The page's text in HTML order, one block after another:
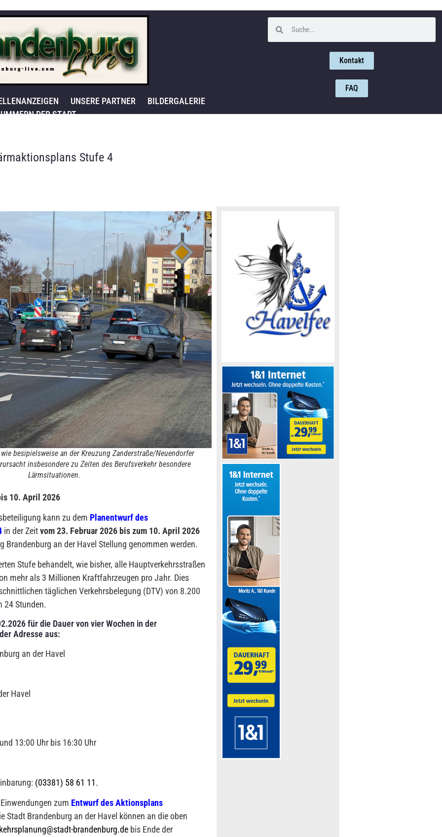
UNSERE PARTNER
BILDERGALERIE
DER STADT
Kontakt
FAQ
Stufe 4
besipielsweise an der Kreuzung Zanderstraße/Neuendorfer
insbesondere zu Zeiten des Berufsverkehr besondere
Lärmsituationen.
10. April 2026
kann zu dem Planentwurf des
in der Zeitvom 23. Februar 2026 bis zum 10. April 2026
Brandenburg an der Havel Stellung genommen werden.
Stufe behandelt, wie bisher, alle Hauptverkehrsstraßen
mehr als 3 Millionen Kraftfahrzeugen pro Jahr. Dies
täglichen Verkehrsbelegung (DTV) von 8.200
24 Stunden.
für die Dauer von vier Wochen in der
Adresse aus:
an der Havel
Havel
13:00 Uhr bis 16:30 Uhr
(03381) 58 61 11.
zum Entwurf des Aktionsplans
Stadt Brandenburg an der Havel können an die oben
brandenburg.debis Ende der